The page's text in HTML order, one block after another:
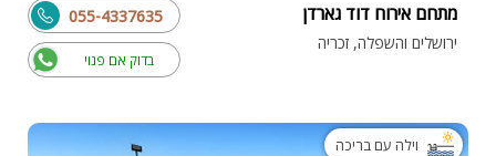
מתחם אירוח דוד גארדן
ירושלים והשפלה, זכריה
בדוק אם פנוי
055-4337635
וילה עם בריכה